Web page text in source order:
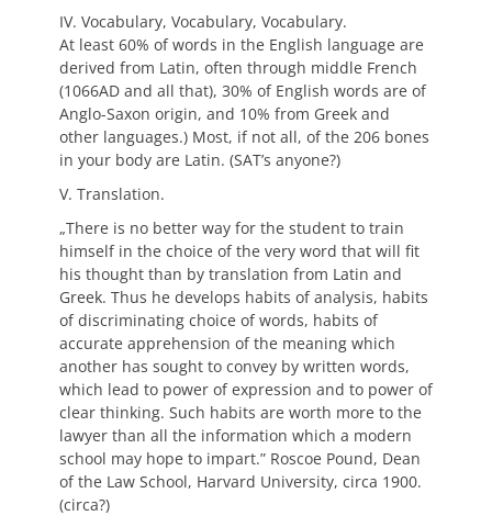
IV. Vocabulary, Vocabulary, Vocabulary.
At least 60% of words in the English language are
derived from Latin, often through middle French
(1066AD and all that), 30% of English words are of
Anglo-Saxon origin, and 10% from Greek and
other languages.) Most, if not all, of the 206 bones
in your body are Latin. (SAT’s anyone?)
V. Translation.
„There is no better way for the student to train
himself in the choice of the very word that will fit
his thought than by translation from Latin and
Greek. Thus he develops habits of analysis, habits
of discriminating choice of words, habits of
accurate apprehension of the meaning which
another has sought to convey by written words,
which lead to power of expression and to power of
clear thinking. Such habits are worth more to the
lawyer than all the information which a modern
school may hope to impart.” Roscoe Pound, Dean
of the Law School, Harvard University, circa 1900.
(circa?)